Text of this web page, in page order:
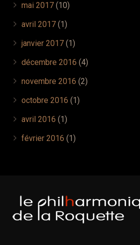
mai 2017 (10)
avril 2017 (1)
janvier 2017 (1)
décembre 2016 (4)
novembre 2016 (2)
octobre 2016 (1)
avril 2016 (1)
février 2016 (1)